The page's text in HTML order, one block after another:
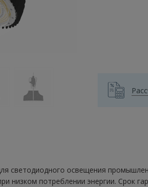
светодиодного освещения
низком потреблении энергии. Срок